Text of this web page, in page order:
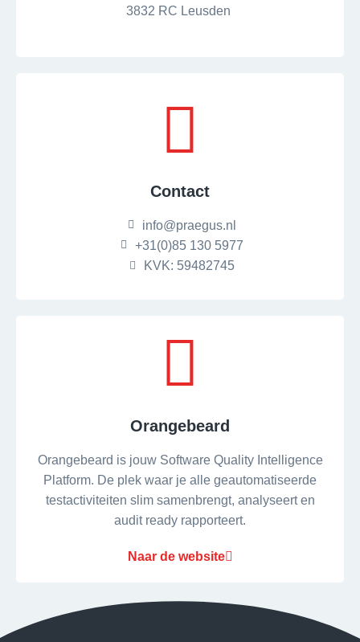
3832 RC Leusden
Contact
info@praegus.nl
+31(0)85 130 5977
KVK: 59482745
Orangebeard
Orangebeard is jouw Software Quality Intelligence
Platform. De plek waar je alle geautomatiseerde
testactiviteiten slim samenbrengt, analyseert en
audit ready rapporteert.
Naar de website